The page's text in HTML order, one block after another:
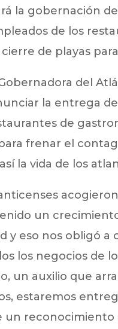
la gobernación
de los
de playas
del
la entrega
de
frenar el
la vida de los
un
y eso nos obligó a
los negocios de
un auxilio que
estaremos
un